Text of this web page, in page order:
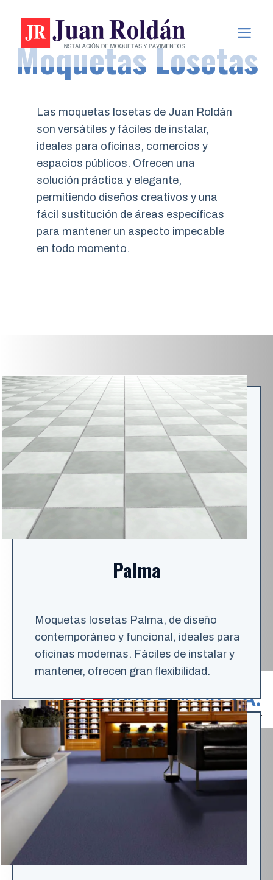
contenido
Moquetas Losetas
Las moquetas losetas de Juan Roldán
son versátiles y fáciles de instalar,
ideales para oficinas, comercios y
espacios públicos. Ofrecen una
solución práctica y elegante,
permitiendo diseños creativos y una
fácil sustitución de áreas específicas
para mantener un aspecto impecable
en todo momento.
Palma
Moquetas losetas Palma, de diseño
contemporáneo y funcional, ideales para
oficinas modernas. Fáciles de instalar y
mantener, ofrecen gran flexibilidad.